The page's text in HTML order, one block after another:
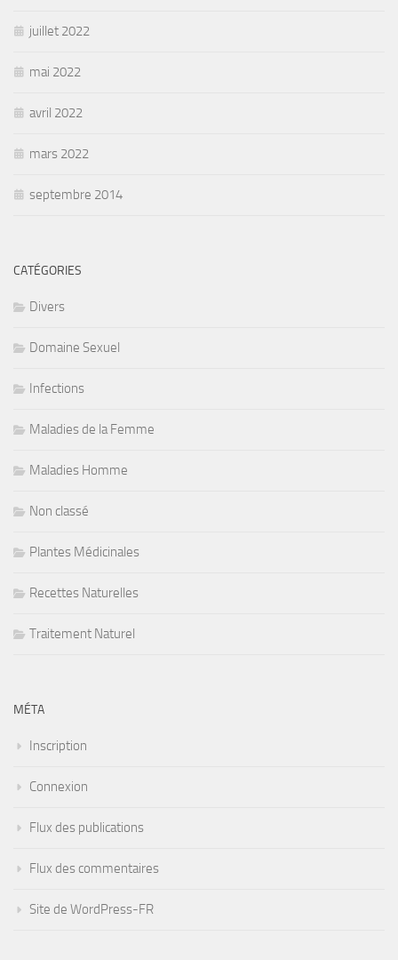
juillet 2022
mai 2022
avril 2022
mars 2022
septembre 2014
CATÉGORIES
Divers
Domaine Sexuel
Infections
Maladies de la Femme
Maladies Homme
Non classé
Plantes Médicinales
Recettes Naturelles
Traitement Naturel
MÉTA
Inscription
Connexion
Flux des publications
Flux des commentaires
Site de WordPress-FR